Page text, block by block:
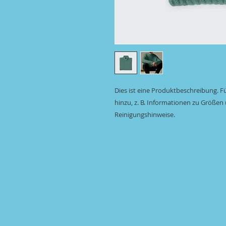
Dies ist eine Produktbeschreibung.
hinzu, z. B. Informationen zu
Reinigungshinweise.